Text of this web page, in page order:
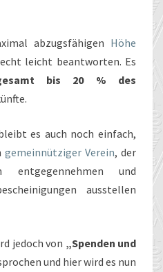
abzugsfähigen Höhe
leicht beantworten. Es
bis 20 % des
es auch noch einfach,
gemeinnütziger Verein, der
entgegennehmen und
ausstellen
jedoch von „Spenden und
und hier wird es nun